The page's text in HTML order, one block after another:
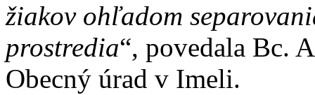
žiakov ohľadom
prostredia“, povedala Bc.
Obecný úrad v Imeli.